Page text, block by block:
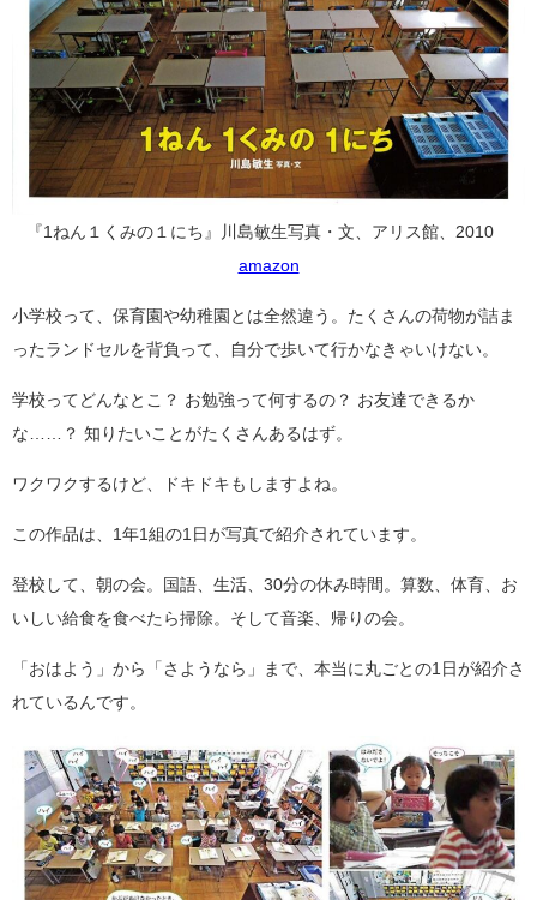
『1ねん１くみの１にち』川島敏生写真・文、アリス館、2010
amazon
小学校って、保育園や幼稚園とは全然違う。たくさんの荷物が詰ま
ったランドセルを背負って、自分で歩いて行かなきゃいけない。
学校ってどんなとこ？ お勉強って何するの？ お友達できるか
な……？ 知りたいことがたくさんあるはず。
ワクワクするけど、ドキドキもしますよね。
この作品は、1年1組の1日が写真で紹介されています。
登校して、朝の会。国語、生活、30分の休み時間。算数、体育、お
いしい給食を食べたら掃除。そして音楽、帰りの会。
「おはよう」から「さようなら」まで、本当に丸ごとの1日が紹介さ
れているんです。